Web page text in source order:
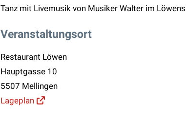
Tanz mit Livemusik von Musiker Walter im
Veranstaltungsort
Restaurant Löwen
Hauptgasse 10
5507 Mellingen
Lageplan